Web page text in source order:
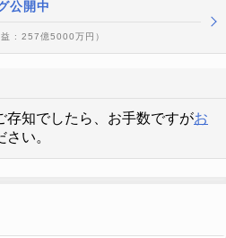
公開中
益 : 257億5000万円）
存知でしたら、お手数ですがお
い。